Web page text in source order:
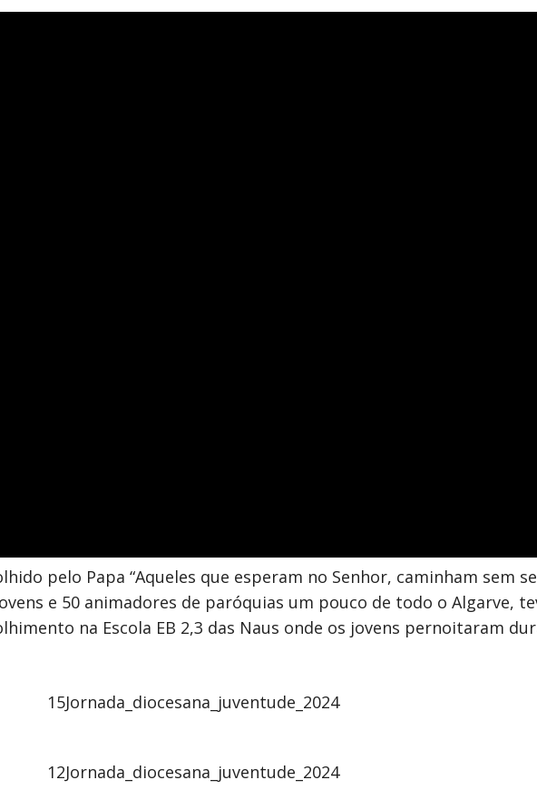
pelo Papa “Aqueles que esperam no Senhor, caminham sem se
e 50 animadores de paróquias um pouco de todo o Algarve,
na Escola EB 2,3 das Naus onde os jovens pernoitaram